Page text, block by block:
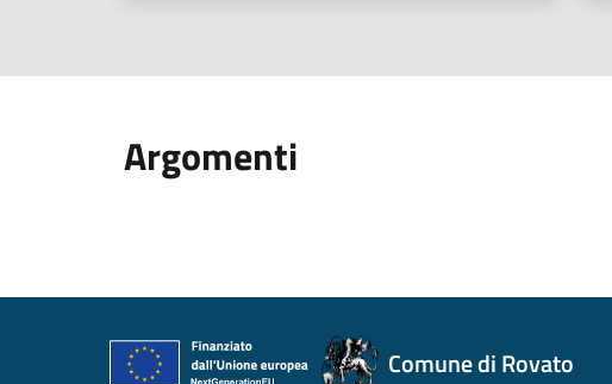
Argomenti
Comune di Rovato